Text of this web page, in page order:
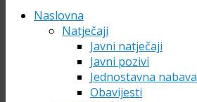
Skip Naslovna
Natječaji
Javni natječaji
Javni pozivi
Jednostavna nabava
Obavijesti